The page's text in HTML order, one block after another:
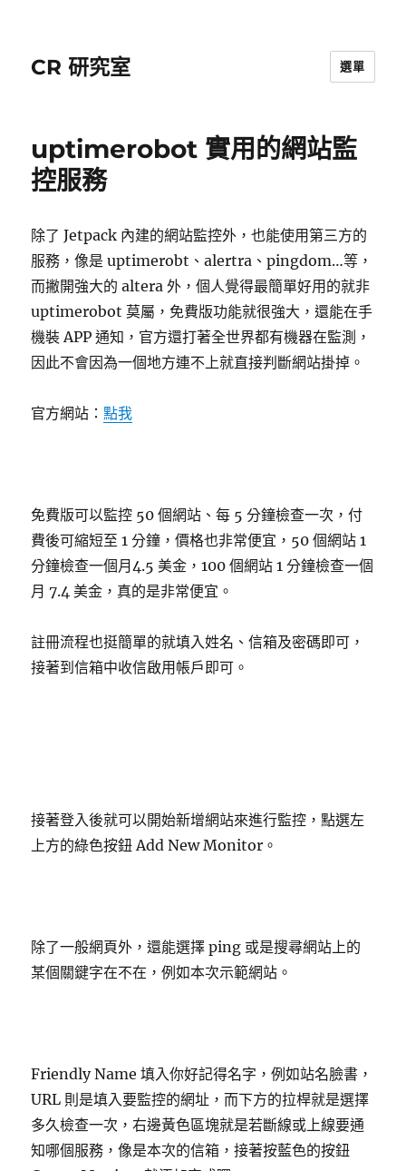
CR 研究室 選單
uptimerobot 實用的網站監
控服務
除了 Jetpack 內建的網站監控外，也能使用第三方的
服務，像是 uptimerobt、alertra、pingdom…等，
而撇開強大的 altera 外，個人覺得最簡單好用的就非
uptimerobot 莫屬，免費版功能就很強大，還能在手
機裝 APP 通知，官方還打著全世界都有機器在監測，
因此不會因為一個地方連不上就直接判斷網站掛掉。
官方網站：點我
免費版可以監控 50 個網站、每 5 分鐘檢查一次，付
費後可縮短至 1 分鐘，價格也非常便宜，50 個網站 1
分鐘檢查一個月4.5 美金，100 個網站 1 分鐘檢查一個
月 7.4 美金，真的是非常便宜。
註冊流程也挺簡單的就填入姓名、信箱及密碼即可，
接著到信箱中收信啟用帳戶即可。
接著登入後就可以開始新增網站來進行監控，點選左
上方的綠色按鈕 Add New Monitor。
除了一般網頁外，還能選擇 ping 或是搜尋網站上的
某個關鍵字在不在，例如本次示範網站。
Friendly Name 填入你好記得名字，例如站名臉書，
URL 則是填入要監控的網址，而下方的拉桿就是選擇
多久檢查一次，右邊黃色區塊就是若斷線或上線要通
知哪個服務，像是本次的信箱，接著按藍色的按鈕